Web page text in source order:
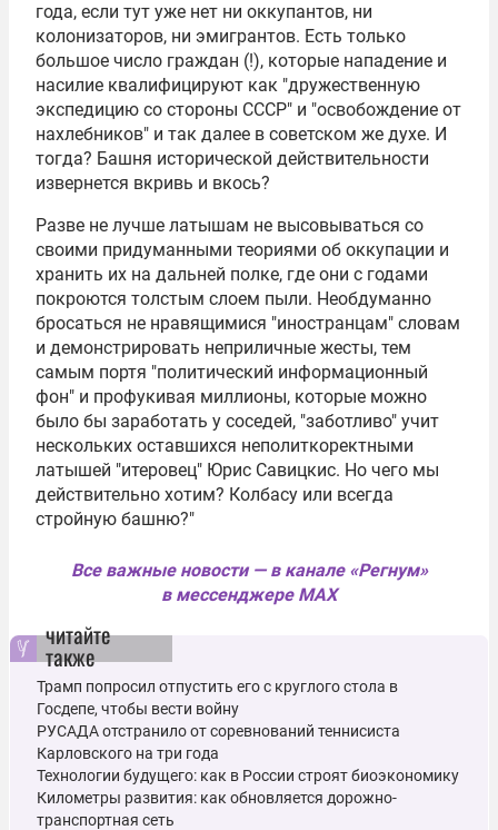
года, если тут уже нет ни оккупантов, ни
колонизаторов, ни эмигрантов. Есть только
большое число граждан (!), которые нападение и
насилие квалифицируют как "дружественную
экспедицию со стороны СССР" и "освобождение от
нахлебников" и так далее в советском же духе. И
тогда? Башня исторической действительности
извернется вкривь и вкось?
Разве не лучше латышам не высовываться со
своими придуманными теориями об оккупации и
хранить их на дальней полке, где они с годами
покроются толстым слоем пыли. Необдуманно
бросаться не нравящимися "иностранцам" словам
и демонстрировать неприличные жесты, тем
самым портя "политический информационный
фон" и профукивая миллионы, которые можно
было бы заработать у соседей, "заботливо" учит
нескольких оставшихся неполиткоректными
латышей "итеровец" Юрис Савицкис. Но чего мы
действительно хотим? Колбасу или всегда
стройную башню?"
Все важные новости — в канале «Регнум»
в мессенджере MAX
читайте
также
Трамп попросил отпустить его с круглого стола в
Госдепе, чтобы вести войну
РУСАДА отстранило от соревнований теннисиста
Карловского на три года
Технологии будущего: как в России строят биоэкономику
Километры развития: как обновляется дорожно-
транспортная сеть